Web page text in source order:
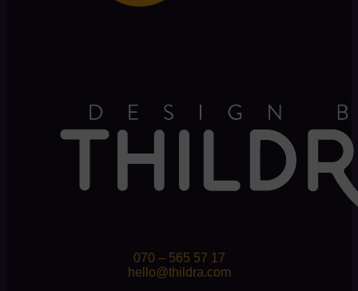
070 – 565 57 17
hello@thildra.com